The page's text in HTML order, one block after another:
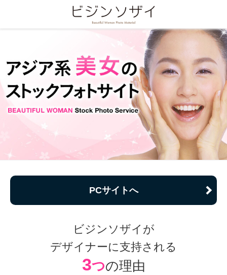
PCサイトへ
ビジンソザイが
デザイナーに支持される
3つの理由